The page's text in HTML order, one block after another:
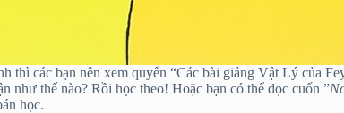
thì các bạn nên xem quyển “Các bài giảng Vật Lý của
như thế nào? Rồi học theo! Hoặc bạn có thể đọc cuốn ”
học.